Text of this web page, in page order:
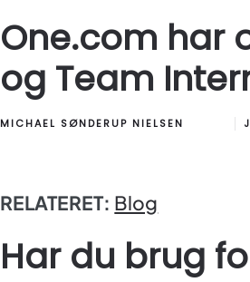
One.com har
og Team
MICHAEL SØNDERUP NIELSEN
RELATERET: Blog
Har du brug